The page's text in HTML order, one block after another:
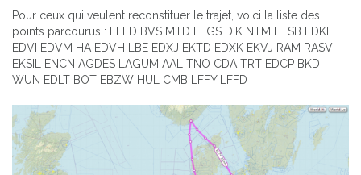
Pour ceux qui veulent reconstituer le trajet, voici la liste des
points parcourus : LFFD BVS MTD LFGS DIK NTM ETSB EDKI
EDVI EDVM HA EDVH LBE EDXJ EKTD EDXK EKVJ RAM RASVI
EKSIL ENCN AGDES LAGUM AAL TNO CDA TRT EDCP BKD
WUN EDLT BOT EBZW HUL CMB LFFY LFFD